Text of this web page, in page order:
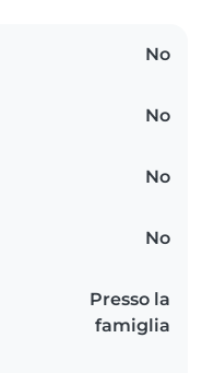
No
No
No
No
Presso la
famiglia